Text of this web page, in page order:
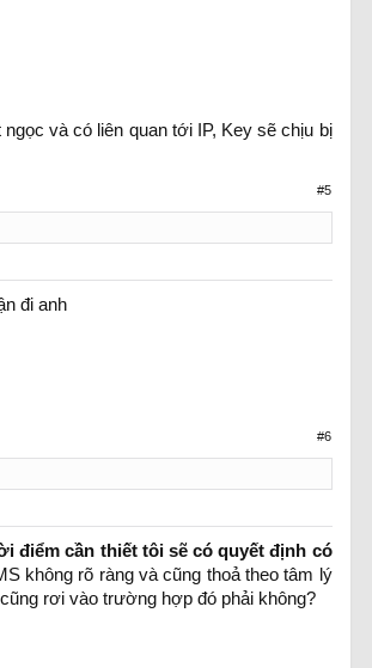
và có liên quan tới IP, Key sẽ chịu bị
#5
đi anh
#6
điểm cần thiết tôi sẽ có quyết định có
không rõ ràng và cũng thoả theo tâm lý
rơi vào trường hợp đó phải không?